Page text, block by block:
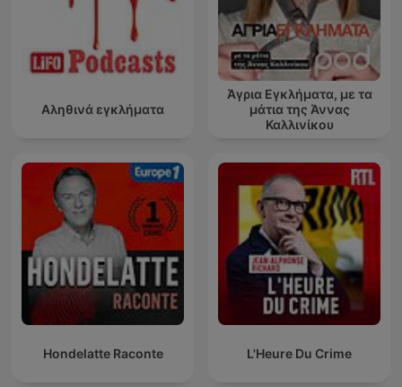
Αληθινά εγκλήματα
Άγρια Εγκλήματα, με τα
μάτια της Άννας
Καλλινίκου
Hondelatte Raconte L'Heure Du Crime